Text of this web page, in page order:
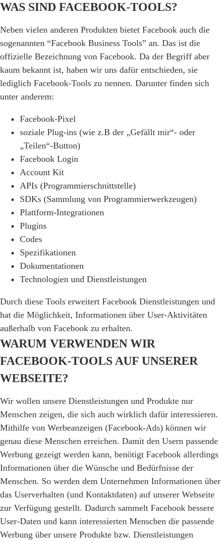
WAS SIND FACEBOOK-TOOLS?
Neben vielen anderen Produkten bietet Facebook auch die
sogenannten “Facebook Business Tools” an. Das ist die
offizielle Bezeichnung von Facebook. Da der Begriff aber
kaum bekannt ist, haben wir uns dafür entschieden, sie
lediglich Facebook-Tools zu nennen. Darunter finden sich
unter anderem:
Facebook-Pixel
soziale Plug-ins (wie z.B der „Gefällt mir“- oder
„Teilen“-Button)
Facebook Login
Account Kit
APIs (Programmierschnittstelle)
SDKs (Sammlung von Programmierwerkzeugen)
Plattform-Integrationen
Plugins
Codes
Spezifikationen
Dokumentationen
Technologien und Dienstleistungen
Durch diese Tools erweitert Facebook Dienstleistungen und
hat die Möglichkeit, Informationen über User-Aktivitäten
außerhalb von Facebook zu erhalten.
WARUM VERWENDEN WIR
FACEBOOK-TOOLS AUF UNSERER
WEBSEITE?
Wir wollen unsere Dienstleistungen und Produkte nur
Menschen zeigen, die sich auch wirklich dafür interessieren.
Mithilfe von Werbeanzeigen (Facebook-Ads) können wir
genau diese Menschen erreichen. Damit den Usern passende
Werbung gezeigt werden kann, benötigt Facebook allerdings
Informationen über die Wünsche und Bedürfnisse der
Menschen. So werden dem Unternehmen Informationen über
das Userverhalten (und Kontaktdaten) auf unserer Webseite
zur Verfügung gestellt. Dadurch sammelt Facebook bessere
User-Daten und kann interessierten Menschen die passende
Werbung über unsere Produkte bzw. Dienstleistungen